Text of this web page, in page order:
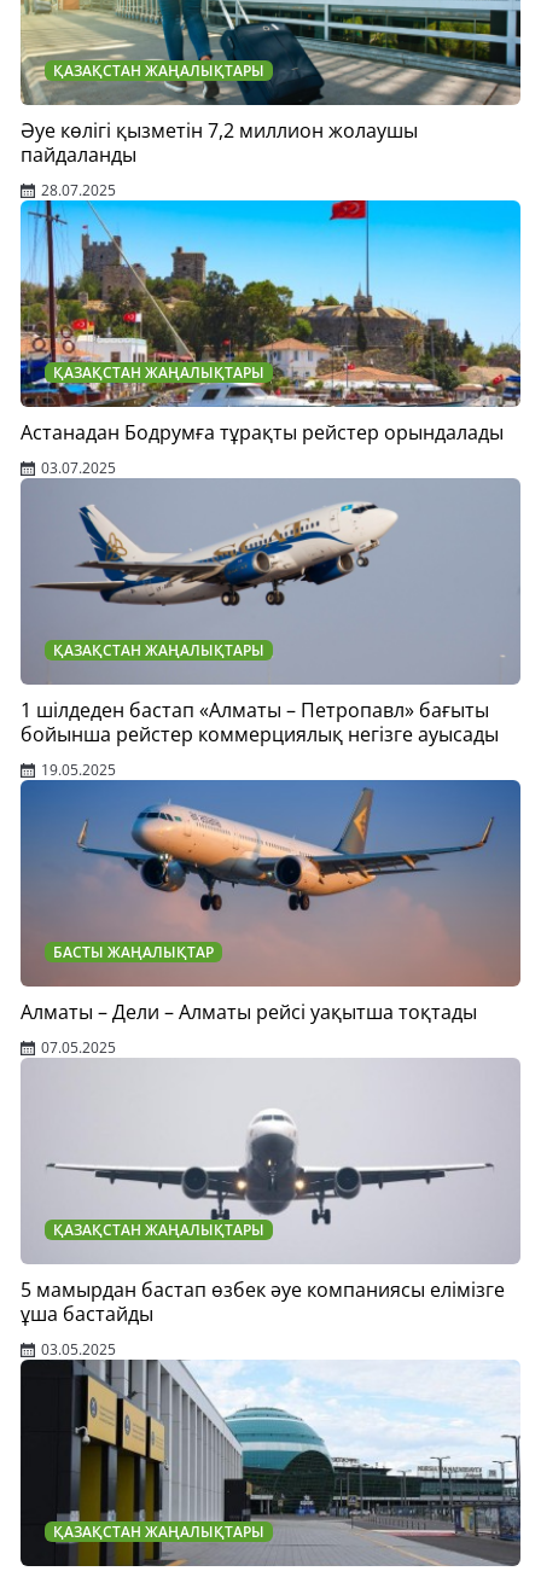
ҚАЗАҚСТАН ЖАҢАЛЫҚТАРЫ
Әуе көлігі қызметін 7,2 миллион жолаушы
пайдаланды
28.07.2025
ҚАЗАҚСТАН ЖАҢАЛЫҚТАРЫ
Астанадан Бодрумға тұрақты рейстер орындалады
03.07.2025
ҚАЗАҚСТАН ЖАҢАЛЫҚТАРЫ
1 шілдеден бастап «Алматы – Петропавл» бағыты
бойынша рейстер коммерциялық негізге ауысады
19.05.2025
БАСТЫ ЖАҢАЛЫҚТАР
Алматы – Дели – Алматы рейсі уақытша тоқтады
07.05.2025
ҚАЗАҚСТАН ЖАҢАЛЫҚТАРЫ
5 мамырдан бастап өзбек әуе компаниясы елімізге
ұша бастайды
03.05.2025
ҚАЗАҚСТАН ЖАҢАЛЫҚТАРЫ